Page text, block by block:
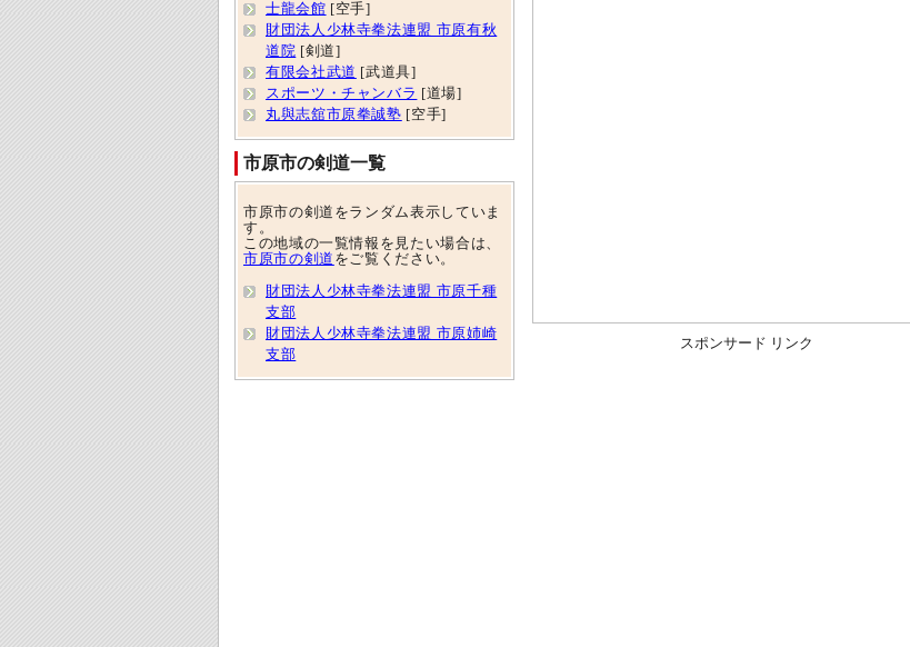
スポンサード リンク
士龍会館 [空手]
財団法人少林寺拳法連盟 市原有秋
道院 [剣道]
有限会社武道 [武道具]
スポーツ・チャンバラ [道場]
丸與志舘市原拳誠塾 [空手]
市原市の剣道一覧
市原市の剣道をランダム表示していま
す。
この地域の一覧情報を見たい場合は、
市原市の剣道 をご覧ください。
財団法人少林寺拳法連盟 市原千種
支部
財団法人少林寺拳法連盟 市原姉崎
支部